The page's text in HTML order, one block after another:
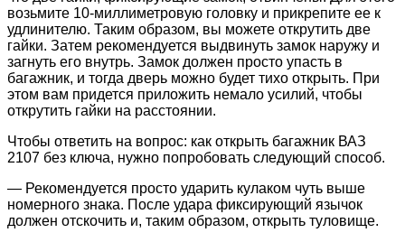
возьмите 10-миллиметровую головку и прикрепите ее к
удлинителю. Таким образом, вы можете открутить две
гайки. Затем рекомендуется выдвинуть замок наружу и
загнуть его внутрь. Замок должен просто упасть в
багажник, и тогда дверь можно будет тихо открыть. При
этом вам придется приложить немало усилий, чтобы
открутить гайки на расстоянии.
Чтобы ответить на вопрос: как открыть багажник ВАЗ
2107 без ключа, нужно попробовать следующий способ.
— Рекомендуется просто ударить кулаком чуть выше
номерного знака. После удара фиксирующий язычок
должен отскочить и, таким образом, открыть туловище.